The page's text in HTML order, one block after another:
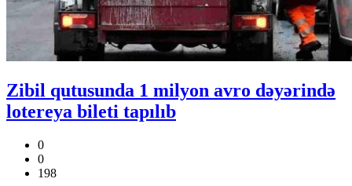
Zibil qutusunda 1 milyon avro dəyərində
lotereya bileti tapılıb
0
0
198